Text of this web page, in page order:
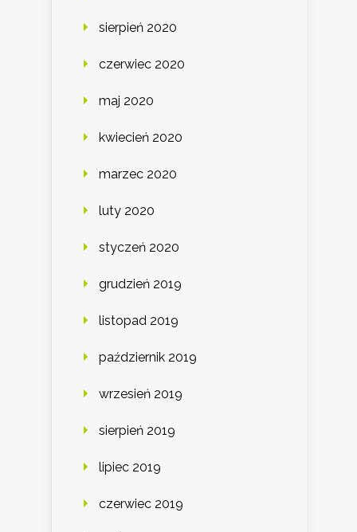
sierpień 2020
czerwiec 2020
maj 2020
kwiecień 2020
marzec 2020
luty 2020
styczeń 2020
grudzień 2019
listopad 2019
październik 2019
wrzesień 2019
sierpień 2019
lipiec 2019
czerwiec 2019